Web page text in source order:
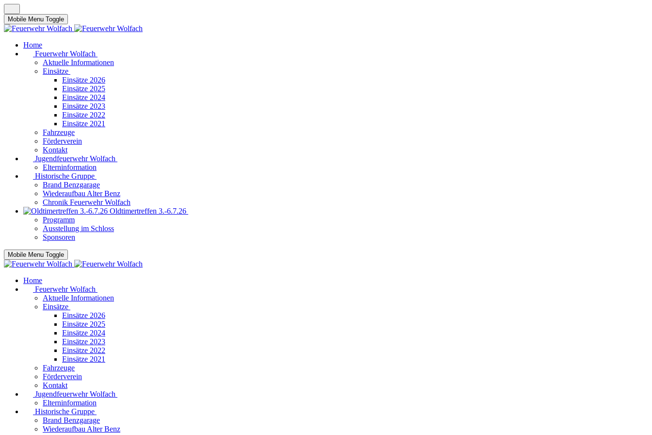
Mobile Menu Toggle
Home
Feuerwehr Wolfach
Aktuelle Informationen
Einsätze
Einsätze 2026
Einsätze 2025
Einsätze 2024
Einsätze 2023
Einsätze 2022
Einsätze 2021
Fahrzeuge
Förderverein
Kontakt
Jugendfeuerwehr Wolfach
Elterninformation
Historische Gruppe
Brand Benzgarage
Wiederaufbau Alter Benz
Chronik Feuerwehr Wolfach
Oldtimertreffen 3.-6.7.26
Programm
Ausstellung im Schloss
Sponsoren
Mobile Menu Toggle
Home
Feuerwehr Wolfach
Aktuelle Informationen
Einsätze
Einsätze 2026
Einsätze 2025
Einsätze 2024
Einsätze 2023
Einsätze 2022
Einsätze 2021
Fahrzeuge
Förderverein
Kontakt
Jugendfeuerwehr Wolfach
Elterninformation
Historische Gruppe
Brand Benzgarage
Wiederaufbau Alter Benz